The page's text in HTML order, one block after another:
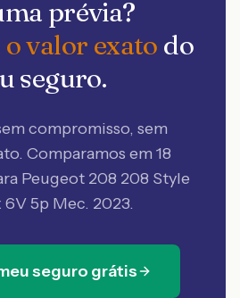
prévia?
valor exato do
seguro.
compromisso, sem
Comparamos em 18
Peugeot 208 208 Style
6V 5p Mec. 2023.
seguro grátis